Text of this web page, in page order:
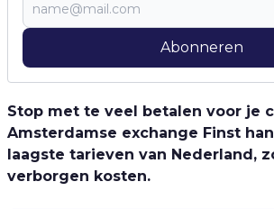
Abonneren
Stop met te veel betalen voor je
Amsterdamse exchange Finst
laagste tarieven van Nederland,
verborgen kosten.